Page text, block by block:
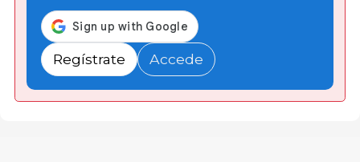
Regístrate Accede